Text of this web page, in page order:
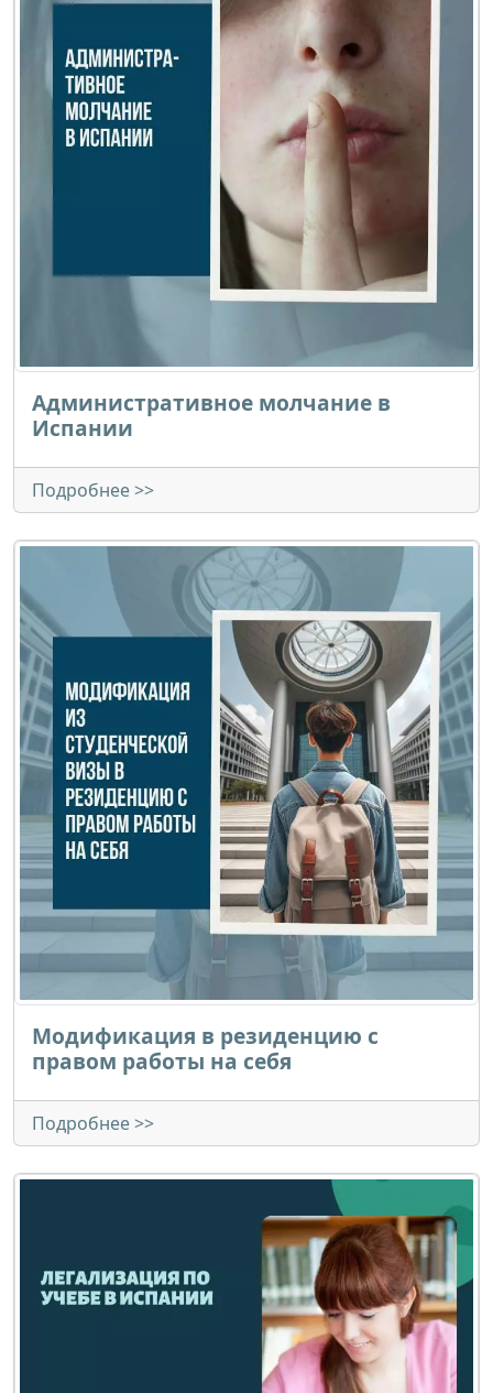
Административное молчание в
Испании
Подробнее >>
Модификация в резиденцию с
правом работы на себя
Подробнее >>